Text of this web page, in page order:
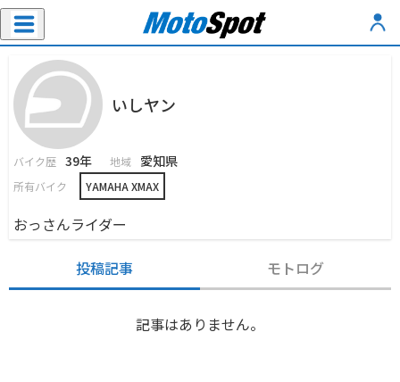
いしヤン
バイク歴 39年 地域 愛知県
所有バイク YAMAHA XMAX
おっさんライダー
投稿記事 モトログ
記事はありません。